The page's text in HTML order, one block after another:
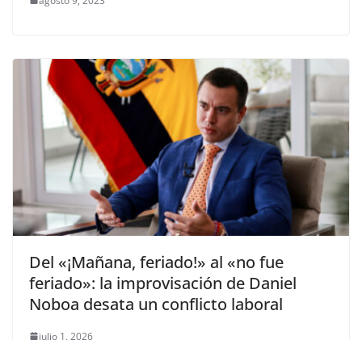
Del «¡Mañana, feriado!» al «no fue
feriado»: la improvisación de Daniel
Noboa desata un conflicto laboral
julio 1, 2026